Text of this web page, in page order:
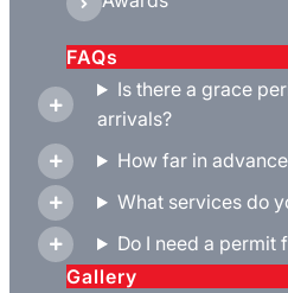
FAQs
Is there a grace
arrivals?
How far in
What services do
Do I need a permit
Gallery